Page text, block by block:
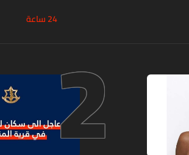
24 ساعة2